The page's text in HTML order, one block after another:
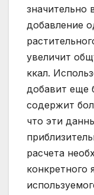
значительно
добавление
увеличит
ккал.
добавит еще
содержит
что эти
расчета
конкретного